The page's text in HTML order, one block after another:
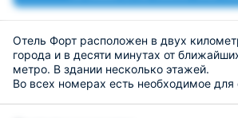
Отель Форт расположен в двух
города и в десяти минутах от
метро. В здании несколько этажей.
Во всех номерах есть необходимое для